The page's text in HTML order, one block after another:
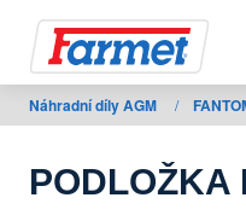
Zpět
na
Náhradní díly AGM /
PODLOŽKA